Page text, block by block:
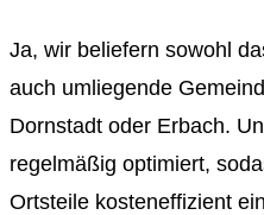
Ja, wir beliefern sowohl
auch umliegende
Dornstadt oder Erbach.
regelmäßig optimiert,
Ortsteile kosteneffizient